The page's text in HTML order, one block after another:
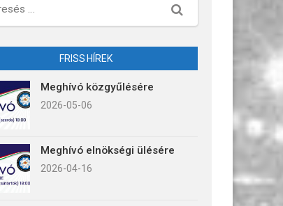
Keresés
FRISS HÍREK
Meghívó közgyűlésére
2026-05-06
Meghívó elnökségi ülésére
2026-04-16